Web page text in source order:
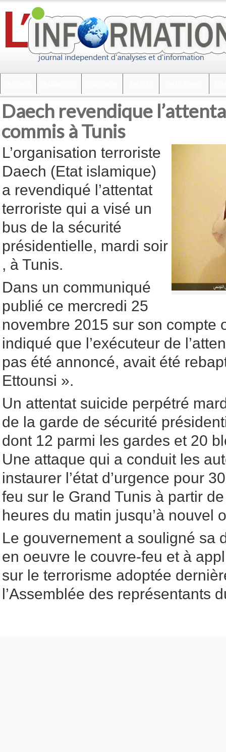
Daech revendique
commis à Tunis
L’organisation terroriste
Daech (Etat islamique)
a revendiqué l’attentat
terroriste qui a visé un
bus de la sécurité
présidentielle, mardi soir
, à Tunis.
Dans un communiqué
publié ce mercredi 25
novembre 2015 sur son compte
indiqué que l’exécuteur de
pas été annoncé, avait été
Ettounsi ».
Un attentat suicide perpétré
de la garde de sécurité
dont 12 parmi les gardes et 20
Une attaque qui a conduit les
instaurer l’état d’urgence pour
feu sur le Grand Tunis à partir
heures du matin jusqu’à nouvel
Le gouvernement a souligné sa
en oeuvre le couvre-feu et à
sur le terrorisme adoptée
l’Assemblée des représentants